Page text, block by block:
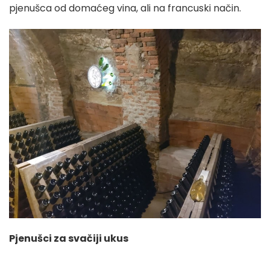
pjenušca od domaćeg vina, ali na francuski način.
Pjenušci za svačiji ukus